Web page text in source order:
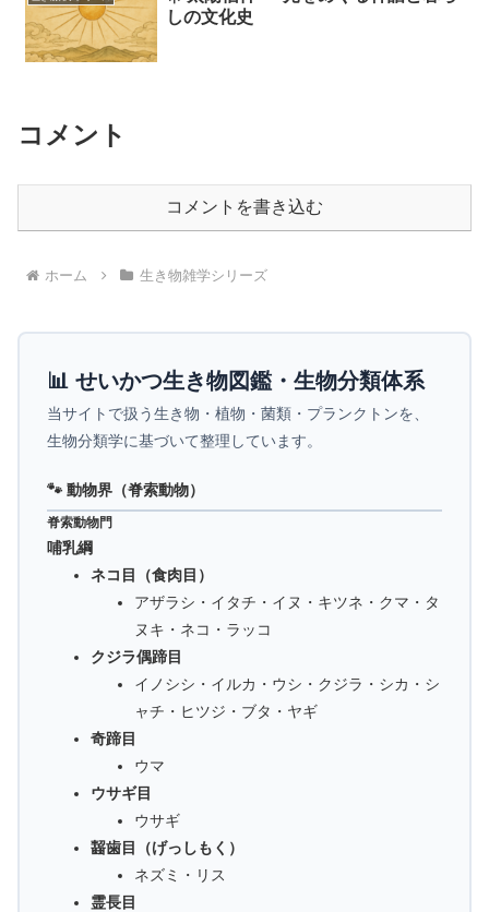
しの文化史
コメント
コメントを書き込む
ホーム 生き物雑学シリーズ
📊 せいかつ生き物図鑑・生物分類体系
当サイトで扱う生き物・植物・菌類・プランクトンを、
生物分類学に基づいて整理しています。
🐾 動物界（脊索動物）
脊索動物門
哺乳綱
ネコ目（食肉目）
アザラシ・イタチ・イヌ・キツネ・クマ・タ
ヌキ・ネコ・ラッコ
クジラ偶蹄目
イノシシ・イルカ・ウシ・クジラ・シカ・シ
ャチ・ヒツジ・ブタ・ヤギ
奇蹄目
ウマ
ウサギ目
ウサギ
齧歯目（げっしもく）
ネズミ・リス
霊長目